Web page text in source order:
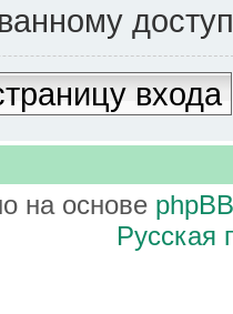
входа
на основе phpBB
Русская